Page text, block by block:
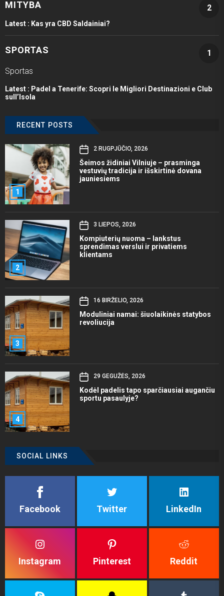
MITYBA 2
Latest : Kas yra CBD Saldainiai?
SPORTAS
1
Sportas
Latest : Padel a Tenerife: Scopri le Migliori Destinazioni e Club
sull’Isola
RECENT POSTS
1
2 RUGPJŪČIO, 2026
Šeimos židiniai Vilniuje – prasminga
vestuvių tradicija ir išskirtinė dovana
jauniesiems
2
3 LIEPOS, 2026
Kompiuterių nuoma – lankstus
sprendimas verslui ir privatiems
klientams
3
16 BIRŽELIO, 2026
Moduliniai namai: šiuolaikinės statybos
revoliucija
4
29 GEGUŽĖS, 2026
Kodėl padelis tapo sparčiausiai augančiu
sportu pasaulyje?
SOCIAL LINKS
Facebook Twitter LinkedIn
Instagram Pinterest Reddit